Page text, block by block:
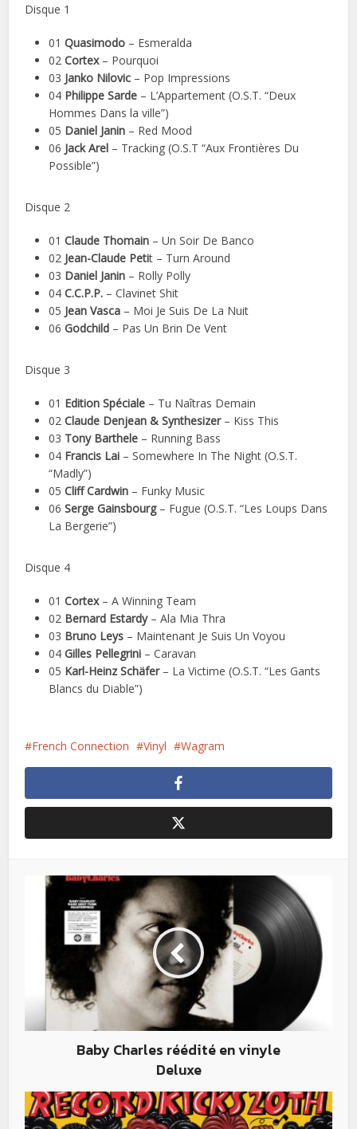
Disque 1
01Quasimodo – Esmeralda
02Cortex– Pourquoi
03 Janko Nilovic – Pop Impressions
04 Philippe Sarde – L’Appartement (O.S.T. “Deux
Hommes Dans la ville”)
05 Daniel Janin – Red Mood
06 Jack Arel – Tracking (O.S.T “Aux Frontières Du
Possible”)
Disque 2
01Claude Thomain – Un Soir De Banco
02 Jean-Claude Petit – Turn Around
03 Daniel Janin – Rolly Polly
04C.C.P.P. – Clavinet Shit
05 Jean Vasca – Moi Je Suis De La Nuit
06Godchild – Pas Un Brin De Vent
Disque 3
01 Edition Spéciale – Tu Naîtras Demain
02Claude Denjean & Synthesizer– Kiss This
03 Tony Barthele – Running Bass
04 Francis Lai – Somewhere In The Night (O.S.T.
“Madly”)
05Cliff Cardwin – Funky Music
06Serge Gainsbourg– Fugue (O.S.T. “Les Loups Dans
La Bergerie”)
Disque 4
01Cortex– A Winning Team
02 Bernard Estardy– Ala Mia Thra
03 Bruno Leys – Maintenant Je Suis Un Voyou
04Gilles Pellegrini – Caravan
05 Karl-Heinz Schäfer– La Victime (O.S.T. “Les Gants
Blancs du Diable”)
French Connection Vinyl Wagram
Baby Charles réédité en vinyle
Deluxe